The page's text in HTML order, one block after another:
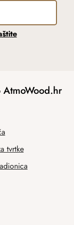
AtmoWood.hr
tvrtke